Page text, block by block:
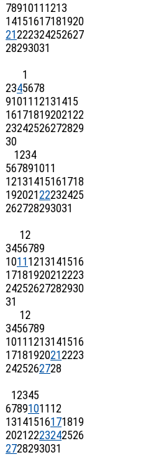
7891011 1213
14151617181920
21222324252627
28293031
1
2345678
91011 12131415
16171819202122
23242526272829
30
1234
567891011
12131415161718
19202122232425
262728293031
12
3456789
1011 1213141516
17181920212223
24252627282930
31
12
3456789
1011 1213141516
17181920212223
2425262728
12345
67891011 12
13141516171819
20212223242526
2728293031